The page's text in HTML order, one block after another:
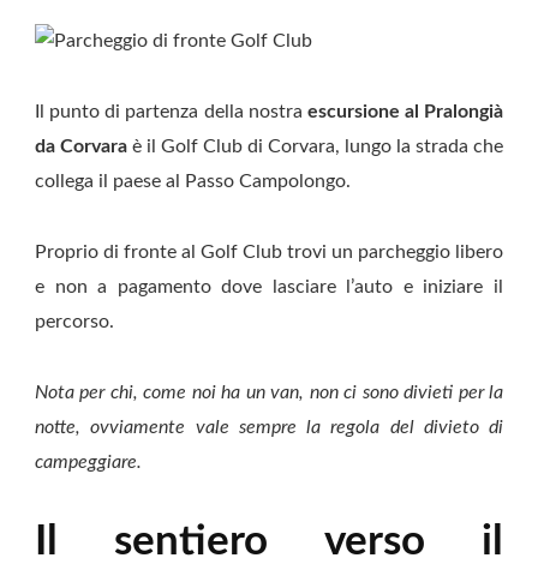
Il punto di partenza della nostra escursione al Pralongià
da Corvara è il Golf Club di Corvara, lungo la strada che
collega il paese al Passo Campolongo.
Proprio di fronte al Golf Club trovi un parcheggio libero
e non a pagamento dove lasciare l’auto e iniziare il
percorso.
Nota per chi, come noi ha un van, non ci sono divieti per la
notte, ovviamente vale sempre la regola del divieto di
campeggiare.
Il sentiero verso il